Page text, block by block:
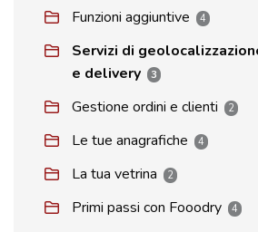
Funzioni aggiuntive 4
Servizi di
e delivery
3
Gestione ordini e clienti 2
Le tue anagrafiche 4
La tua vetrina 2
Primi passi con Fooodry 4